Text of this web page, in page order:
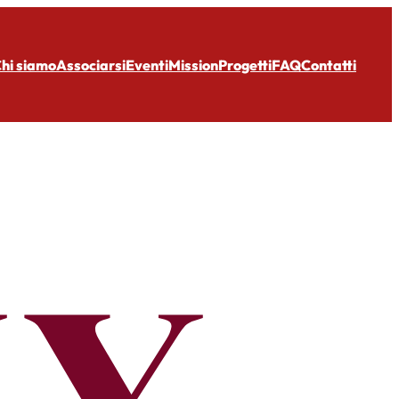
siamoAssociarsiEventiMissionProgettiFAQContatti